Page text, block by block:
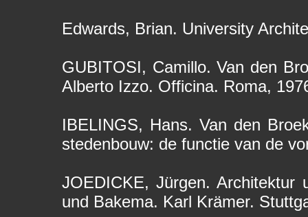
Edwards, Brian. University
GUBITOSI, Camillo. Van den
Alberto Izzo. Officina. Roma,
IBELINGS, Hans. Van den
stedenbouw: de functie van de
JOEDICKE, Jürgen. Architektur
und Bakema. Karl Krämer.